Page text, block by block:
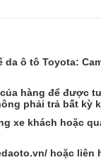
ô tô Toyota:
hàng để được
phải trả bất kỳ
xe khách hoặc
hoặc liên